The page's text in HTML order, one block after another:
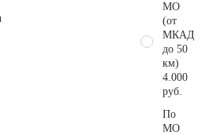
МО
(от
МКАД
до 50
км)
4.000
руб.
По
МО